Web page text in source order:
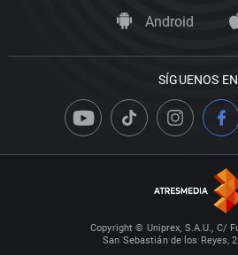
Android
SÍGUENOS EN
Copyright © Uniprex, S.A.U., C/
San Sebastián de los Reyes,